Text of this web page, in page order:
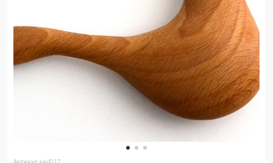
Артикул sail017